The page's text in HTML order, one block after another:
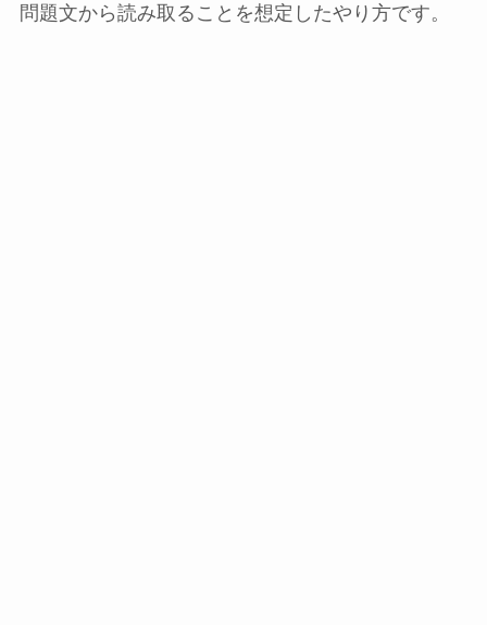
問題文から読み取ることを想定したやり方です。